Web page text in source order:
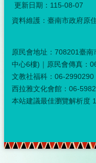
更新日期： 115-08-07
資料維護：臺南市政府原
原民會地址：708201臺
中心6樓)｜原民會傳真：
文教社福科：06-2990290
西拉雅文化會館：06-
本站建議最佳瀏覽解析度